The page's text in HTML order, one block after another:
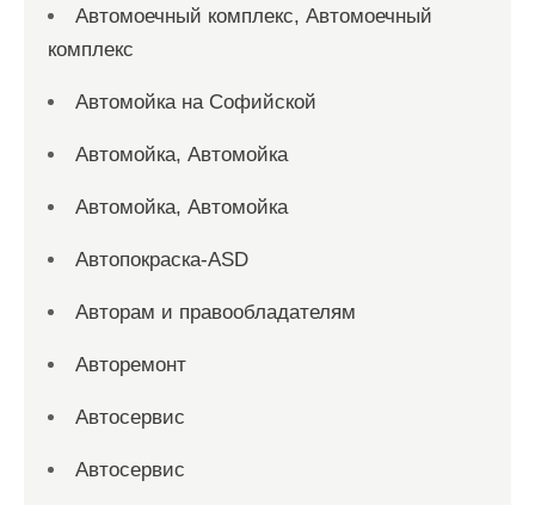
Автомоечный комплекс, Автомоечный
комплекс
Автомойка на Софийской
Автомойка, Автомойка
Автомойка, Автомойка
Автопокраска-ASD
Авторам и правообладателям
Авторемонт
Автосервис
Автосервис